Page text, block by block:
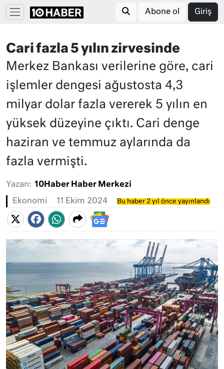
Abone ol Giriş
Cari fazla 5 yılın zirvesinde
Merkez Bankası verilerine göre, cari
işlemler dengesi ağustosta 4,3
milyar dolar fazla vererek 5 yılın en
yüksek düzeyine çıktı. Cari denge
haziran ve temmuz aylarında da
fazla vermişti.
Yazan: 10Haber Haber Merkezi
Ekonomi 11 Ekim 2024 Bu haber 2 yıl önce yayınlandı